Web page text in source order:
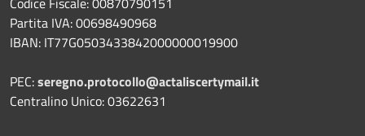
Partita IVA: 00698490968
IBAN: IT77G0503433842000000019900
PEC:seregno.protocollo@actaliscertymail.it
Centralino Unico: 03622631